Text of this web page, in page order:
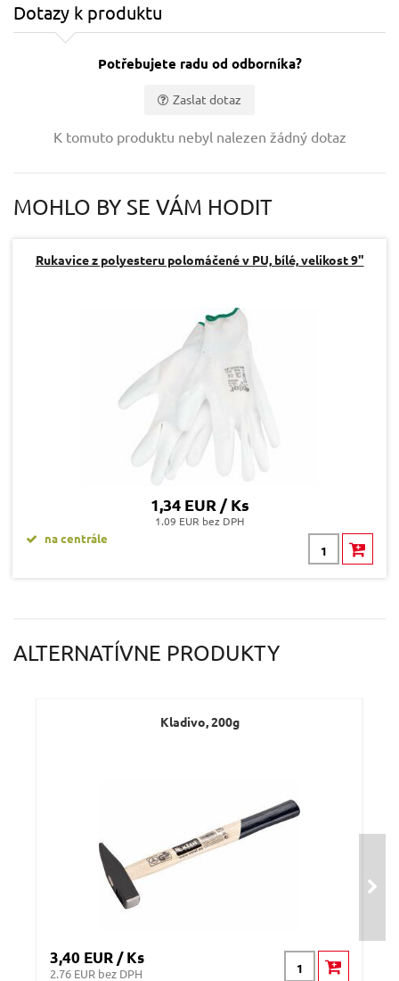
Dotazy k produktu
Potřebujete radu od odborníka?
Zaslat dotaz
Dotaz:
K tomuto produktu nebyl nalezen žádný dotaz
MOHLO BY SE VÁM HODIT
Rukavice z polyesteru polomáčené v PU, bílé, velikost 9"
1,34 EUR / Ks
1.09 EUR bez DPH
na centrále
ALTERNATÍVNE PRODUKTY
Kladivo, 200g
3,40 EUR / Ks
2.76 EUR bez DPH